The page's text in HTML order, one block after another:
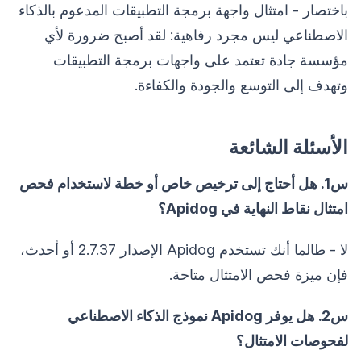
باختصار - امتثال واجهة برمجة التطبيقات المدعوم بالذكاء
الاصطناعي ليس مجرد رفاهية: لقد أصبح ضرورة لأي
مؤسسة جادة تعتمد على واجهات برمجة التطبيقات
وتهدف إلى التوسع والجودة والكفاءة.
الأسئلة الشائعة
س1. هل أحتاج إلى ترخيص خاص أو خطة لاستخدام فحص
امتثال نقاط النهاية في Apidog؟
لا - طالما أنك تستخدم Apidog الإصدار 2.7.37 أو أحدث،
فإن ميزة فحص الامتثال متاحة.
س2. هل يوفر Apidog نموذج الذكاء الاصطناعي
لفحوصات الامتثال؟